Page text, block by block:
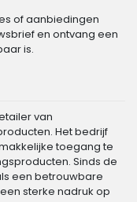
of aanbiedingen
en ontvang een
is.
van
Het bedrijf
toegang te
Sinds de
een betrouwbare
sterke nadruk op